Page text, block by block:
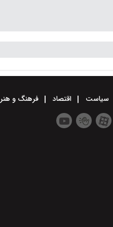
سیاست اقتصاد فرهنگ و هنر